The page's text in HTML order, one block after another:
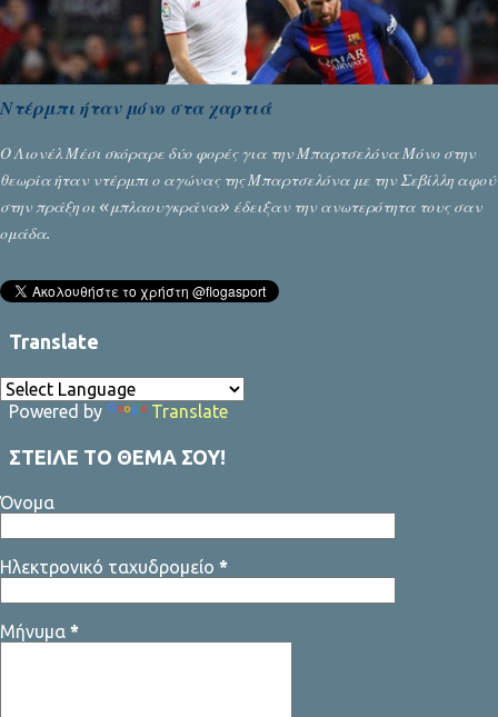
Ντέρμπι ήταν μόνο στα χαρτιά
Ο Λιονέλ Μέσι σκόραρε δύο φορές για την Μπαρτσελόνα Μόνο στην
θεωρία ήταν ντέρμπι ο αγώνας της Μπαρτσελόνα με την Σεβίλλη αφού
στην πράξη οι «μπλαουγκράνα» έδειξαν την ανωτερότητα τους σαν
ομάδα.
Translate
Powered by Translate
ΣΤΕΙΛΕ ΤΟ ΘΕΜΑ ΣΟΥ!
Όνομα
Ηλεκτρονικό ταχυδρομείο *
Μήνυμα *